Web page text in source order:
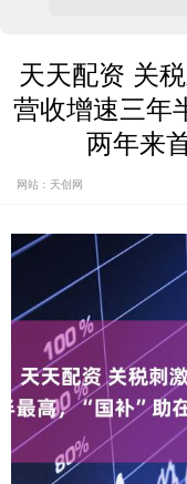
天天配资 关
营收增速三年
两年来
网站：天创网